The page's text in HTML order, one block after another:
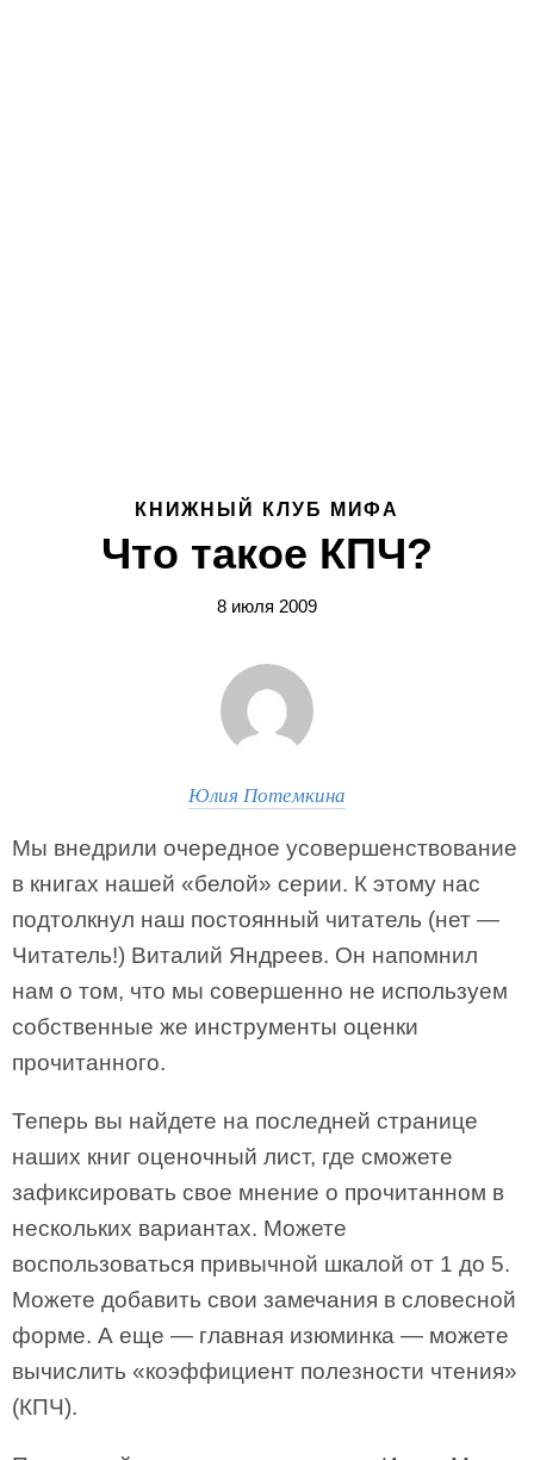
КНИЖНЫЙ КЛУБ МИФА
Что такое КПЧ?
8 июля 2009
Юлия Потемкина
Мы внедрили очередное усовершенствование
в книгах нашей «белой» серии. К этому нас
подтолкнул наш постоянный читатель (нет —
Читатель!) Виталий Яндреев. Он напомнил
нам о том, что мы совершенно не используем
собственные же инструменты оценки
прочитанного.
Теперь вы найдете на последней странице
наших книг оценочный лист, где сможете
зафиксировать свое мнение о прочитанном в
нескольких вариантах. Можете
воспользоваться привычной шкалой от 1 до 5.
Можете добавить свои замечания в словесной
форме. А еще — главная изюминка — можете
вычислить «коэффициент полезности чтения»
(КПЧ).